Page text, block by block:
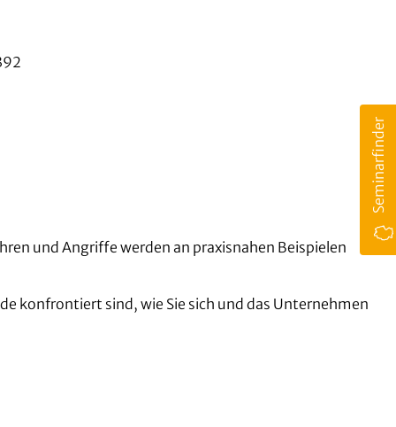
und Angriffe werden an praxisnahen Beispielen
konfrontiert sind, wie Sie sich und das Unternehmen
Kontakt
Seminarfinder